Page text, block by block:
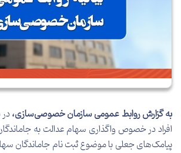
به گزارش روابط عمومی سازمان خصوصی‌سازی،
افراد در خصوص واگذاری سهام عدالت به
پیامک­‌های جعلی با موضوع ثبت ­نام جاماندگان